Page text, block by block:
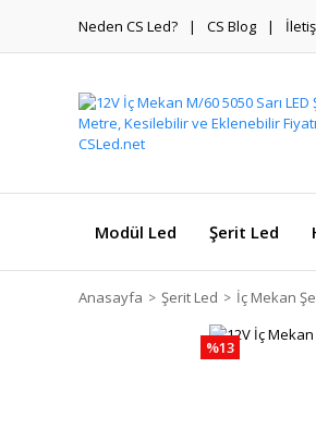
Neden CS Led? CS Blog
Modül Led Şerit Led
Anasayfa Şerit Led İç Mekan
%13